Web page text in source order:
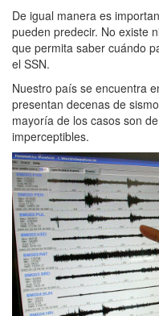
De igual manera es
pueden predecir. No existe
que permita saber cuándo
el SSN.
Nuestro país se encuentra
presentan decenas de
mayoría de los casos son
imperceptibles.